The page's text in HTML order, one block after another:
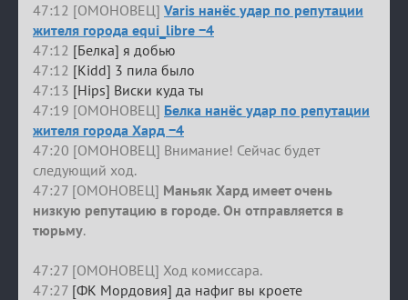
47:12 [ОМОНОВЕЦ] Varis нанёс удар по репутации
жителя города equi_libre −4
47:12 [Белка] я добью
47:12 [Kidd] 3 пила было
47:13 [Hips] Виски куда ты
47:19 [ОМОНОВЕЦ] Белка нанёс удар по репутации
жителя города Хард −4
47:20 [ОМОНОВЕЦ] Внимание! Сейчас будет
следующий ход.
47:27 [ОМОНОВЕЦ] Маньяк Хард имеет очень
низкую репутацию в городе. Он отправляется в
тюрьму.
47:27 [ОМОНОВЕЦ] Ход комиссара.
47:27 [ФК Мордовия] да нафиг вы кроете